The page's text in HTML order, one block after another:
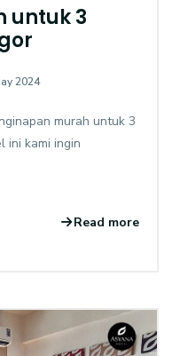
untuk 3
2024
murah untuk 3
ini kami ingin
Read more